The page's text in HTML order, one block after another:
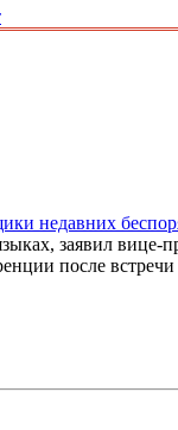
недавних
заявил
после